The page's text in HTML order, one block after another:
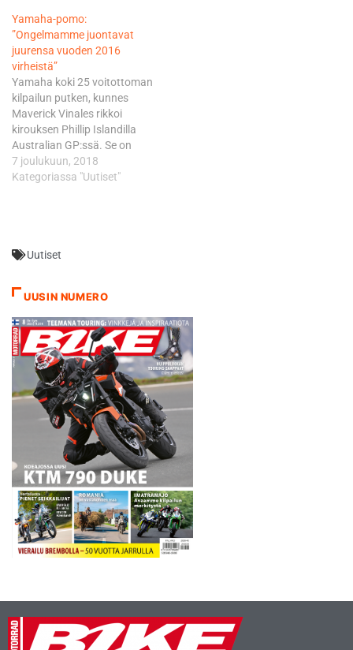
Thaimaassa Vinales oli
lupaavasti kolmas ja Rossi
neljäs. Se ei kuitenkaan
Rossin mielestä todista vielä
yhtään mitään. ”Tässä on
nyt sellainenkin riski, että…
Yamaha-pomo:
”Ongelmamme juontavat
juurensa vuoden 2016
virheistä”
Yamaha koki 25 voitottoman
kilpailun putken, kunnes
Maverick Vinales rikkoi
kirouksen Phillip Islandilla
Australian GP:ssä. Se on
Yamahan historian pisin
voitoton putki
sijoitukset MM-sarjassa
Ongelmia oli niin M1-
moottorin kuin
elektroniikankin kanssa. Ne
johtivat monesti…
7 joulukuun, 2018
Kategoriassa "Uutiset"
Uutiset
UUSIN NUMERO